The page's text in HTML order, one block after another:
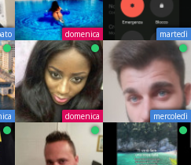
domenica martedì
domenica mercoledì